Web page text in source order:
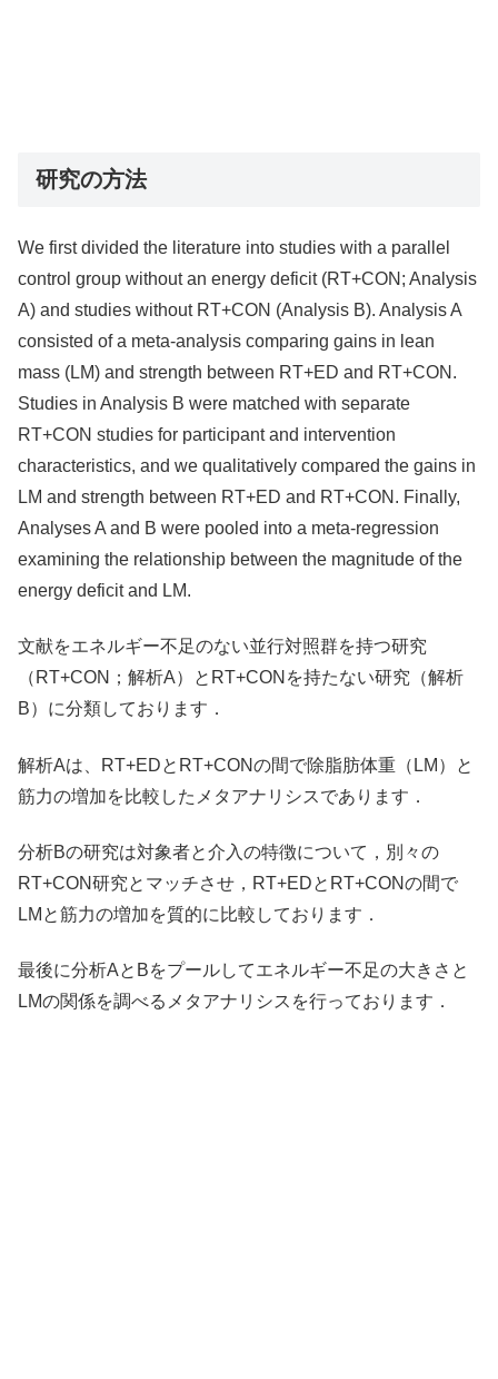
研究の方法
We first divided the literature into studies with a parallel
control group without an energy deficit (RT+CON; Analysis
A) and studies without RT+CON (Analysis B). Analysis A
consisted of a meta-analysis comparing gains in lean
mass (LM) and strength between RT+ED and RT+CON.
Studies in Analysis B were matched with separate
RT+CON studies for participant and intervention
characteristics, and we qualitatively compared the gains in
LM and strength between RT+ED and RT+CON. Finally,
Analyses A and B were pooled into a meta-regression
examining the relationship between the magnitude of the
energy deficit and LM.
文献をエネルギー不足のない並行対照群を持つ研究
（RT+CON；解析A）とRT+CONを持たない研究（解析
B）に分類しております．
解析Aは、RT+EDとRT+CONの間で除脂肪体重（LM）と
筋力の増加を比較したメタアナリシスであります．
分析Bの研究は対象者と介入の特徴について，別々の
RT+CON研究とマッチさせ，RT+EDとRT+CONの間で
LMと筋力の増加を質的に比較しております．
最後に分析AとBをプールしてエネルギー不足の大きさと
LMの関係を調べるメタアナリシスを行っております．